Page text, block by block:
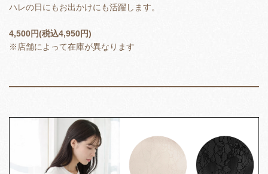
ハレの日にもお出かけにも活躍します。
4,500円(税込4,950円)
※店舗によって在庫が異なります